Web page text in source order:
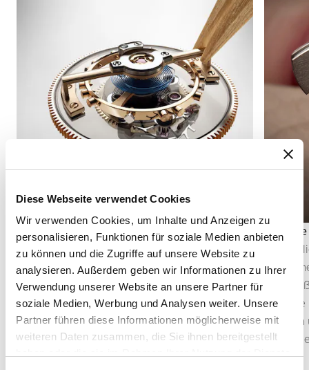
Diese Webseite verwendet Cookies
Wir verwenden Cookies, um Inhalte und Anzeigen zu
personalisieren, Funktionen für soziale Medien anbieten
zu können und die Zugriffe auf unsere Website zu
analysieren. Außerdem geben wir Informationen zu Ihrer
Verwendung unserer Website an unsere Partner für
soziale Medien, Werbung und Analysen weiter. Unsere
Partner führen diese Informationen möglicherweise mit
weiteren Daten zusammen, die Sie ihnen bereitgestellt
Tourbillon
Das Tourbillon, 1801 von Abraham-Louis
Breguet erfunden, wurde entwickelt, um die
Auswirkungen der Schwerkraft auf das
Regulierorgan auszugleichen. Durch die
Platzierung von Hemmung und Unruh in einem
beweglichen Käfig zählt er zu den
emblematischsten Komplikationen der
Anglage
Die
hebt die
Licht
selbst